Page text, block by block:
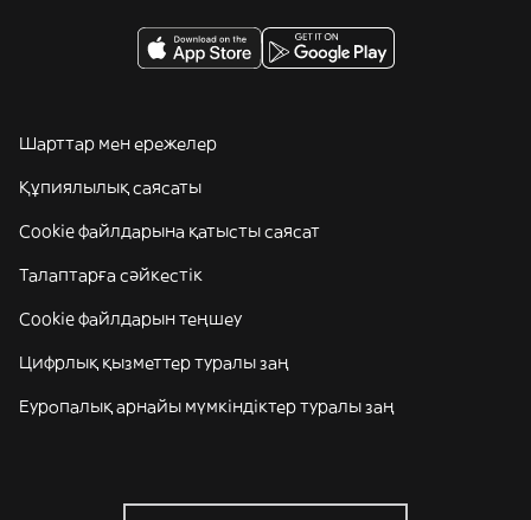
Шарттар мен ережелер
Құпиялылық саясаты
Cookie файлдарына қатысты саясат
Талаптарға сәйкестік
Cookie файлдарын теңшеу
Цифрлық қызметтер туралы заң
Еуропалық арнайы мүмкіндіктер туралы заң